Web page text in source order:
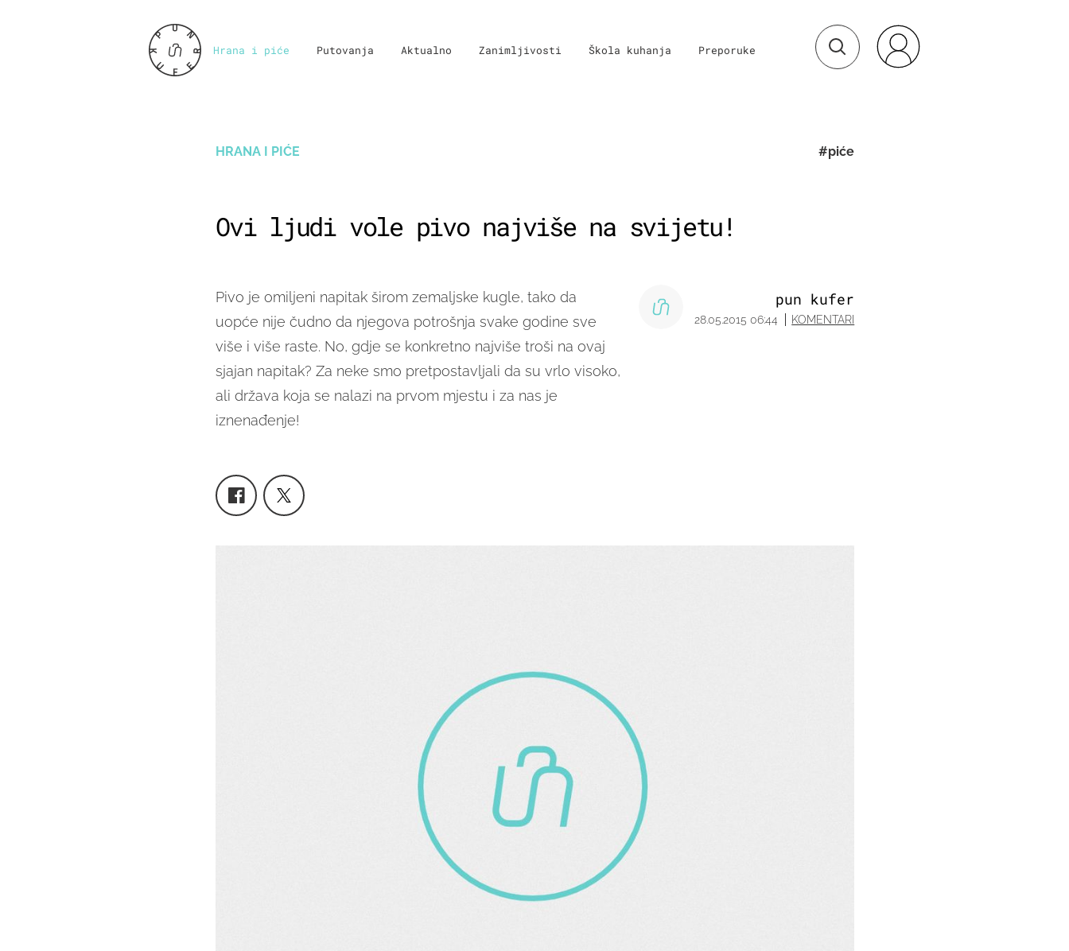
Hrana i piće Putovanja Aktualno Zanimljivosti Škola kuhanja Preporuke
HRANA I PIĆE #piće
Ovi ljudi vole pivo najviše na svijetu!
Pivo je omiljeni napitak širom zemaljske kugle, tako da
uopće nije čudno da njegova potrošnja svake godine sve
više i više raste. No, gdje se konkretno najviše troši na ovaj
sjajan napitak?Za neke smo pretpostavljali da su vrlo visoko,
ali država koja se nalazi na prvom mjestu i za nas je
iznenađenje!
pun kufer
28.05.2015 06:44 KOMENTARI